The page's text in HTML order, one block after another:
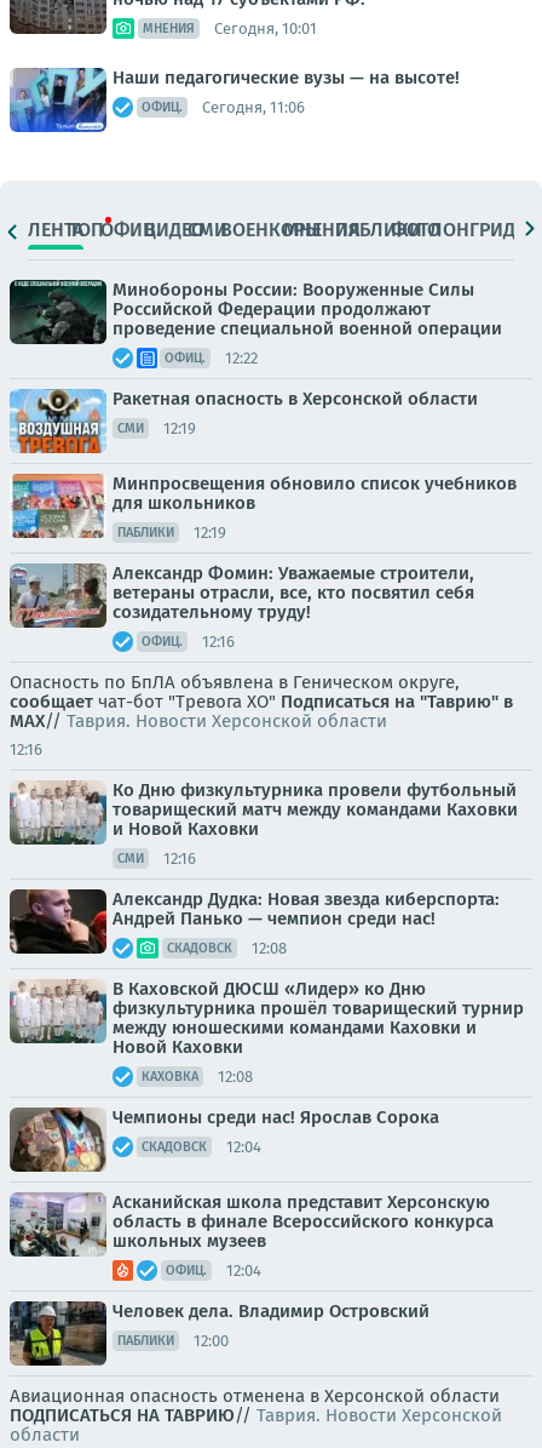
МНЕНИЯ Сегодня, 10:01
Наши педагогические вузы — на высоте!
ОФИЦ. Сегодня, 11:06
ЛЕНТАТОПОФИЦ.ВИДЕОСМИВОЕНКОРЫМНЕНИЯПАБЛИКИ
ФОТОЛОНГРИДЫ
Минобороны России: Вооруженные Силы
Российской Федерации продолжают
проведение специальной военной операции
ОФИЦ. 12:22
Ракетная опасность в Херсонской области
СМИ 12:19
Минпросвещения обновило список учебников
для школьников
ПАБЛИКИ 12:19
Александр Фомин: Уважаемые строители,
ветераны отрасли, все, кто посвятил себя
созидательному труду!
ОФИЦ. 12:16
Опасность по БпЛА объявлена в Геническом округе,
сообщает чат-бот "Тревога ХО" Подписаться на "Таврию" в
MAX// Таврия. Новости Херсонской области
12:16
Ко Дню физкультурника провели футбольный
товарищеский матч между командами Каховки
и Новой Каховки
СМИ 12:16
Александр Дудка: Новая звезда киберспорта:
Андрей Панько — чемпион среди нас!
СКАДОВСК 12:08
В Каховской ДЮСШ «Лидер» ко Дню
физкультурника прошёл товарищеский турнир
между юношескими командами Каховки и
Новой Каховки
КАХОВКА 12:08
Чемпионы среди нас! Ярослав Сорока
СКАДОВСК 12:04
Асканийская школа представит Херсонскую
область в финале Всероссийского конкурса
школьных музеев
ОФИЦ. 12:04
Человек дела. Владимир Островский
ПАБЛИКИ 12:00
Авиационная опасность отменена в Херсонской области
ПОДПИСАТЬСЯ НА ТАВРИЮ// Таврия. Новости Херсонской
области